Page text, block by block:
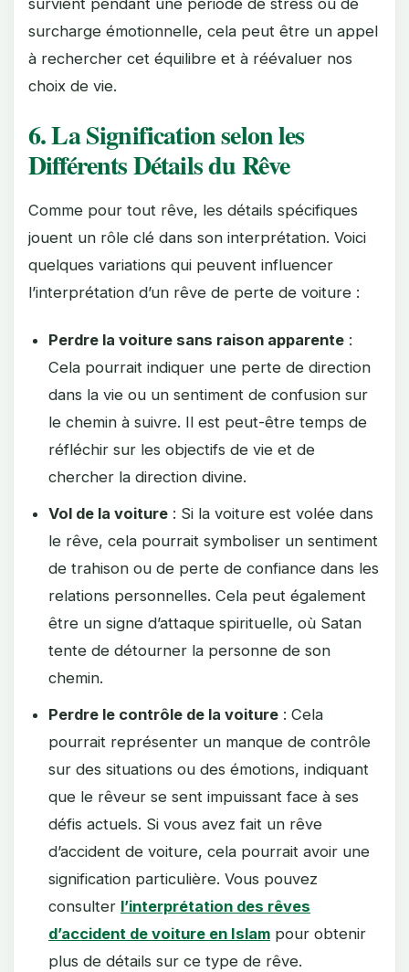
survient pendant une période de stress ou de
surcharge émotionnelle, cela peut être un appel
à rechercher cet équilibre et à réévaluer nos
choix de vie.
6. La Signification selon les
Différents Détails du Rêve
Comme pour tout rêve, les détails spécifiques
jouent un rôle clé dans son interprétation. Voici
quelques variations qui peuvent influencer
l’interprétation d’un rêve de perte de voiture :
Perdre la voiture sans raison apparente :
Cela pourrait indiquer une perte de direction
dans la vie ou un sentiment de confusion sur
le chemin à suivre. Il est peut-être temps de
réfléchir sur les objectifs de vie et de
chercher la direction divine.
Vol de la voiture : Si la voiture est volée dans
le rêve, cela pourrait symboliser un sentiment
de trahison ou de perte de confiance dans les
relations personnelles. Cela peut également
être un signe d’attaque spirituelle, où Satan
tente de détourner la personne de son
chemin.
Perdre le contrôle de la voiture : Cela
pourrait représenter un manque de contrôle
sur des situations ou des émotions, indiquant
que le rêveur se sent impuissant face à ses
défis actuels. Si vous avez fait un rêve
d’accident de voiture, cela pourrait avoir une
signification particulière. Vous pouvez
consulter l’interprétation des rêves
d’accident de voiture en Islam pour obtenir
plus de détails sur ce type de rêve.